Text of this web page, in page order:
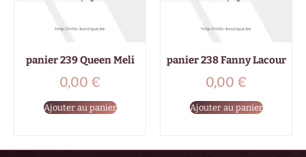
panier 239 Queen Meli
0,00 €
Ajouter au panier
panier 238 Fanny Lacour
0,00 €
Ajouter au panier